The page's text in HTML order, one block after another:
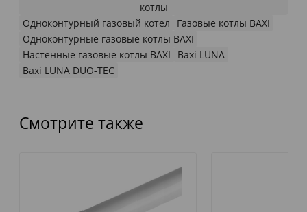
котлы
Одноконтурный газовый котел
Газовые котлы BAXI
Одноконтурные газовые котлы BAXI
Настенные газовые котлы BAXI
Baxi LUNA
Baxi LUNA DUO-TEC
Смотрите также